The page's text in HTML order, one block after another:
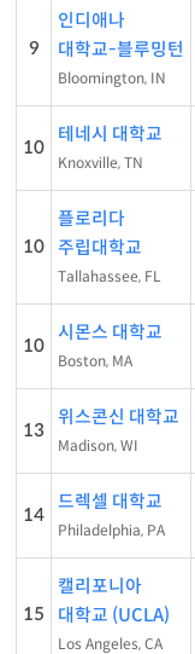
9
인디애나
대학교-블루밍턴
Bloomington, IN
10
테네시 대학교
Knoxville, TN
10
플로리다
주립대학교
Tallahassee, FL
10
시몬스 대학교
Boston, MA
13
위스콘신 대학교
Madison, WI
14
드렉셀 대학교
Philadelphia, PA
15
캘리포니아
대학교 (UCLA)
Los Angeles, CA